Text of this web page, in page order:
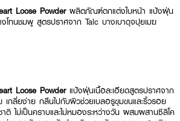
Loose Powder ผลิตภัณฑ์ตกแต่งใบหน้า แป้งฝุ่น
งโทนชมพู สูตรปราศจาก Talc บางเบาดุจปุยเมฆ
Loose Powder แป้งฝุ่นเนื้อละเอียดสูตรปราศจาก
เกลี่ยง่าย กลืนไปกับผิวช่วยเบลอรูขุมขนและริ้วรอย
าติ ไม่เป็นคราบและไม่หมองระหว่างวัน ผสมผสานซิลิโค